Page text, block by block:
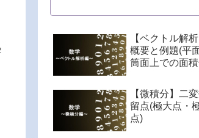
【ベクトル解
概要と例題(平
筒面上での面積
【微積分】二
留点(極大点・
点)